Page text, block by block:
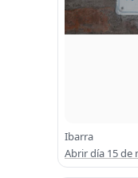
Ibarra
Abrir día 15 de